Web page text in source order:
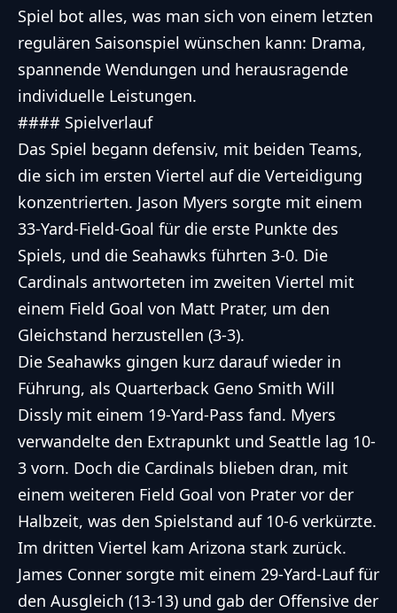
Spiel bot alles, was man sich von einem letzten
regulären Saisonspiel wünschen kann: Drama,
spannende Wendungen und herausragende
individuelle Leistungen.
#### Spielverlauf
Das Spiel begann defensiv, mit beiden Teams,
die sich im ersten Viertel auf die Verteidigung
konzentrierten. Jason Myers sorgte mit einem
33-Yard-Field-Goal für die erste Punkte des
Spiels, und die Seahawks führten 3-0. Die
Cardinals antworteten im zweiten Viertel mit
einem Field Goal von Matt Prater, um den
Gleichstand herzustellen (3-3).
Die Seahawks gingen kurz darauf wieder in
Führung, als Quarterback Geno Smith Will
Dissly mit einem 19-Yard-Pass fand. Myers
verwandelte den Extrapunkt und Seattle lag 10-
3 vorn. Doch die Cardinals blieben dran, mit
einem weiteren Field Goal von Prater vor der
Halbzeit, was den Spielstand auf 10-6 verkürzte.
Im dritten Viertel kam Arizona stark zurück.
James Conner sorgte mit einem 29-Yard-Lauf für
den Ausgleich (13-13) und gab der Offensive der